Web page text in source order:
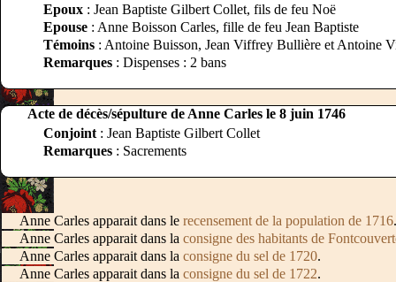
Epoux : Jean Baptiste Gilbert Collet, fils de feu Noë
Epouse : Anne Boisson Carles, fille de feu Jean Baptiste
Témoins : Antoine Buisson, Jean Viffrey Bullière et Antoine
Remarques : Dispenses : 2 bans
Acte de décès/sépulture de Anne Carles le 8 juin 1746
Conjoint : Jean Baptiste Gilbert Collet
Remarques : Sacrements
Anne Carles apparait dans le recensement de la population de 1716.
Anne Carles apparait dans la consigne des habitants de
Anne Carles apparait dans la consigne du sel de 1720.
Anne Carles apparait dans la consigne du sel de 1722.